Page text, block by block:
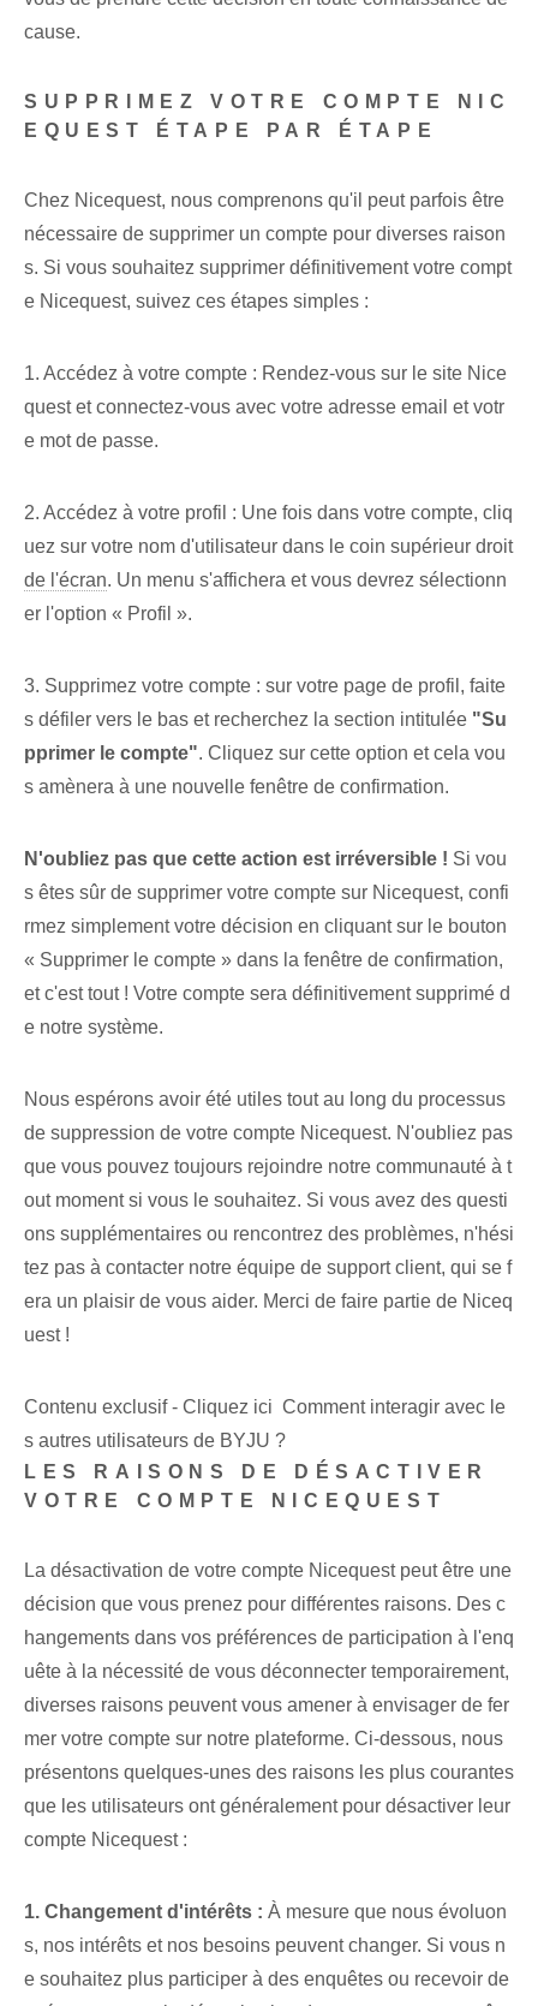
cause.
SUPPRIMEZ VOTRE COMPTE NIC
EQUEST ÉTAPE PAR ÉTAPE
Chez Nicequest, nous comprenons qu'il peut parfois être
nécessaire de supprimer un compte pour diverses raison
s. Si vous souhaitez supprimer définitivement votre compt
e Nicequest, suivez ces étapes simples :
1. Accédez à votre compte : Rendez-vous sur le site Nice
quest et connectez-vous avec votre adresse email et votr
e mot de passe.
2. Accédez à votre profil : Une fois dans votre compte, cliq
uez sur votre nom d'utilisateur dans le coin supérieur droit
de l'écran. ⁢Un menu s'affichera et vous devrez sélectionn
er l'option « Profil ».
3. Supprimez votre compte : sur votre page de profil, faite
s défiler vers le bas et recherchez la section intitulée "Su
pprimer le compte". Cliquez sur cette option et cela vou
s amènera à une nouvelle fenêtre de confirmation.
N'oubliez pas que cette action est irréversible ! Si vou
s êtes sûr⁣ de supprimer votre compte sur Nicequest, confi
rmez simplement votre décision en cliquant sur le bouton⁤
« Supprimer le compte » dans la fenêtre de confirmation,
et c'est tout ! Votre compte sera définitivement supprimé d
e notre système.
Nous espérons avoir été utiles tout au long du processus
de suppression de votre compte Nicequest. N'oubliez pas
que vous pouvez toujours rejoindre notre communauté à t
out moment si vous le souhaitez. Si vous avez des questi
ons supplémentaires ou rencontrez des problèmes, n'hési
tez pas à contacter notre équipe de support client, qui se f
era un plaisir de vous aider. Merci de faire partie de Niceq
uest !
Contenu exclusif - Cliquez ici Comment interagir avec le
s autres utilisateurs de BYJU ?
LES RAISONS DE DÉSACTIVER
VOTRE COMPTE NICEQUEST
La désactivation de votre compte Nicequest peut être une
décision que vous prenez pour différentes raisons. Des c
hangements dans vos préférences de participation à l'enq
uête à la nécessité de vous déconnecter temporairement,
diverses raisons peuvent vous amener à envisager de fer
mer votre compte sur notre plateforme. Ci-dessous, nous
présentons quelques-unes des raisons les plus courantes
que les utilisateurs ont généralement pour désactiver leur
compte Nicequest :
1. Changement d'intérêts : À mesure que nous évoluon
s, nos intérêts et nos besoins peuvent changer. Si vous n
e souhaitez plus participer à des enquêtes ou recevoir de